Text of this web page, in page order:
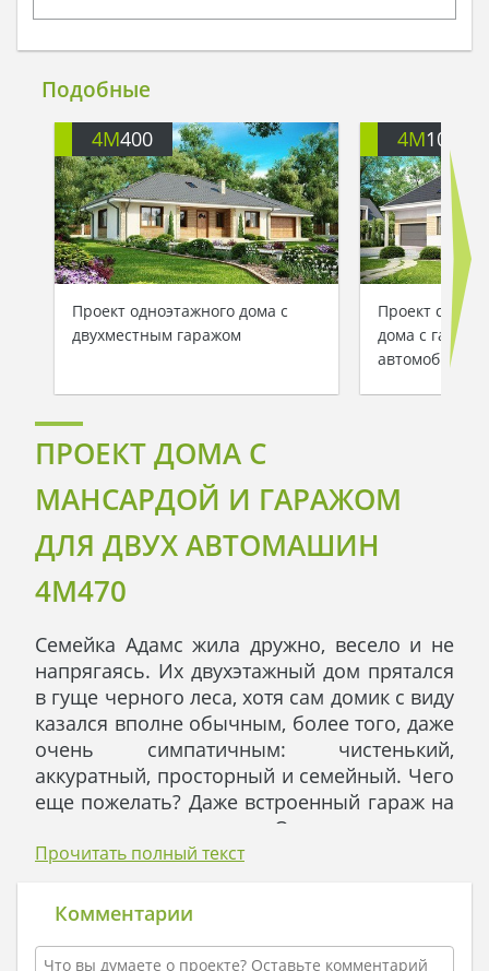
Подобные
4M400
Проект одноэтажного дома с
двухместным гаражом
4M104
Проект
дома с
автомобилей
ПРОЕКТ ДОМА С
МАНСАРДОЙ И ГАРАЖОМ
ДЛЯ ДВУХ АВТОМАШИН
4M470
Семейка Адамс жила дружно, весело и не
напрягаясь. Их двухэтажный дом прятался
в гуще черного леса, хотя сам домик с виду
казался вполне обычным, более того, даже
очень симпатичным: чистенький,
аккуратный, просторный и семейный. Чего
еще пожелать? Даже встроенный гараж на
две машины имелся. Оттуда во время
осеннего шабаша родители Адамс
непозволительной скорости углублялись в
лес. Дети и дом оставались на попечении
верного кота Блэка, который отличался не
Прочитать полный текст
Комментарии